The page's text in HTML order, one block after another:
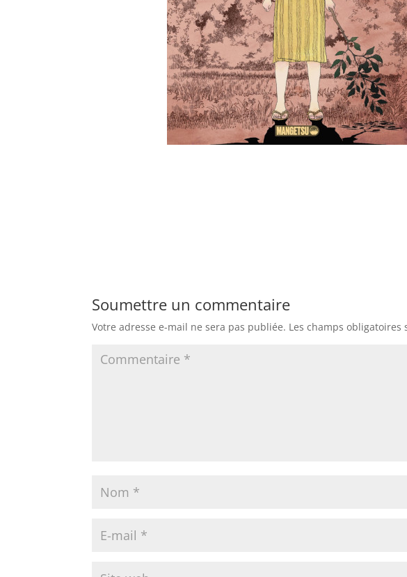
Soumettre un commentaire
Votre adresse e-mail ne sera pas publiée. Les champs obligatoires